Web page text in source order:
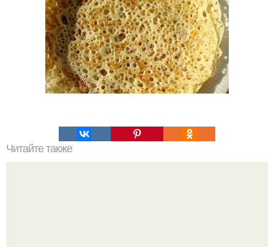
Читайте также